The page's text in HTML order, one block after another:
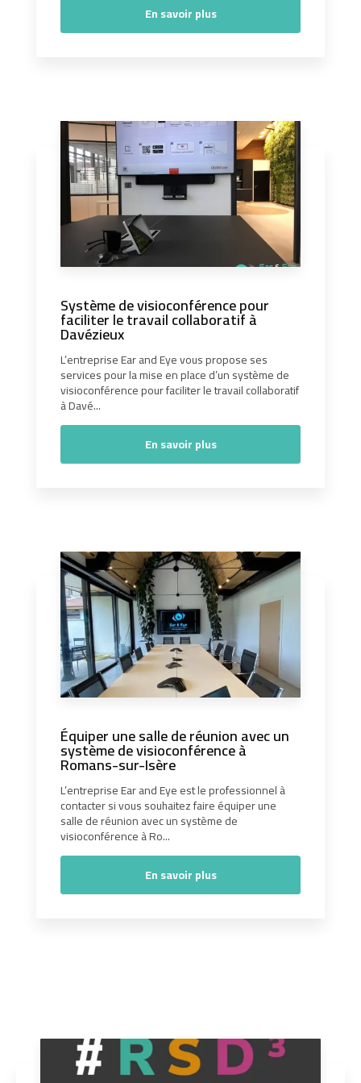
En savoir plus
Système de visioconférence pour
faciliter le travail collaboratif à
Davézieux
L’entreprise Ear and Eye vous propose ses
services pour la mise en place d’un système de
visioconférence pour faciliter le travail collaboratif
à Davé...
En savoir plus
Équiper une salle de réunion avec un
système de visioconférence à
Romans-sur-Isère
L’entreprise Ear and Eye est le professionnel à
contacter si vous souhaitez faire équiper une
salle de réunion avec un système de
visioconférence à Ro...
En savoir plus